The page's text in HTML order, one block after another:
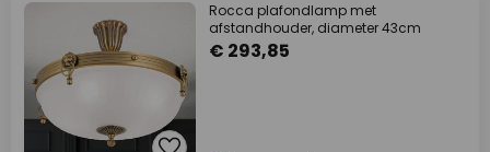
Rocca plafondlamp met
afstandhouder, diameter 43cm
€ 293,85